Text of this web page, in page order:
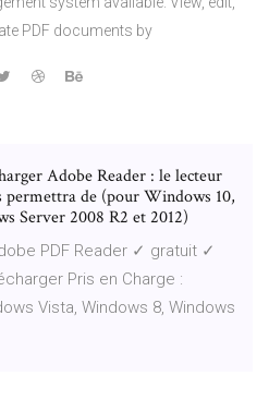
PDF documents by
Adobe Reader : le lecteur
permettra de (pour Windows 10,
Server 2008 R2 et 2012)
PDF Reader ✓ gratuit ✓
Pris en Charge :
Vista, Windows 8, Windows